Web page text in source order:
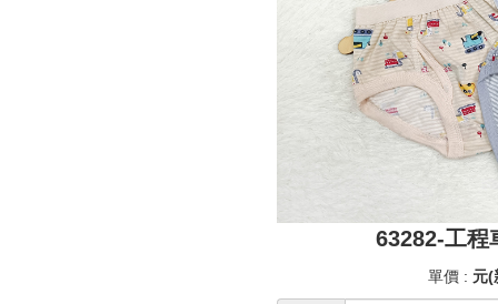
63282-工程
單價 : 元(